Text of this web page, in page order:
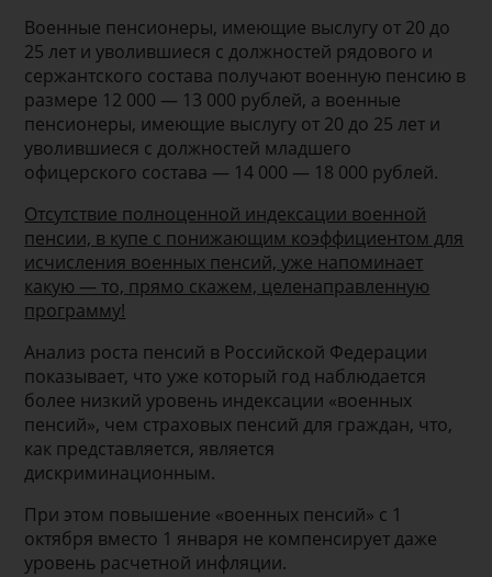
Военные пенсионеры, имеющие выслугу от 20 до
25 лет и уволившиеся с должностей рядового и
сержантского состава получают военную пенсию в
размере 12 000 — 13 000 рублей, а военные
пенсионеры, имеющие выслугу от 20 до 25 лет и
уволившиеся с должностей младшего
офицерского состава — 14 000 — 18 000 рублей.
Отсутствие полноценной индексации военной
пенсии, в купе с понижающим коэффициентом для
исчисления военных пенсий, уже напоминает
какую — то, прямо скажем, целенаправленную
программу!
Анализ роста пенсий в Российской Федерации
показывает, что уже который год наблюдается
более низкий уровень индексации «военных
пенсий», чем страховых пенсий для граждан, что,
как представляется, является
дискриминационным.
При этом повышение «военных пенсий» с 1
октября вместо 1 января не компенсирует даже
уровень расчетной инфляции.